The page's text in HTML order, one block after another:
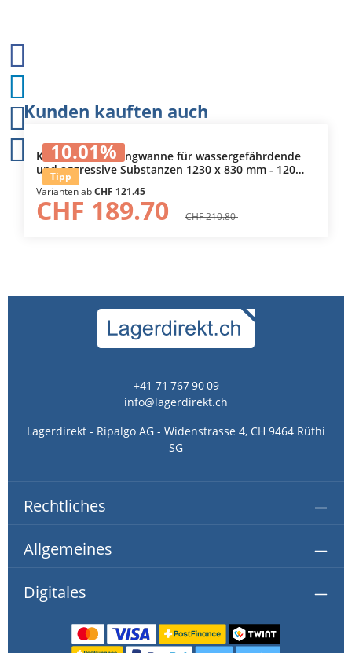
Produktgalerie überspringen
Kunden kauften auch
10.01%
Tipp
Kunststoff-Auffangwanne für wassergefährdende
und aggressive Substanzen 1230 x 830 mm - 120
Liter - ohne Gitterrost
Varianten abCHF 121.45
CHF 189.70 CHF 210.80
+41 71 767 90 09
info@lagerdirekt.ch
Lagerdirekt - Ripalgo AG - Widenstrasse 4, CH 9464 Rüthi
SG
Rechtliches
Allgemeines
Digitales